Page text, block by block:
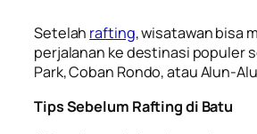
Setelah rafting, wisatawan bisa
perjalanan ke destinasi populer
Park, Coban Rondo, atau Alun-
Tips Sebelum Rafting di Batu